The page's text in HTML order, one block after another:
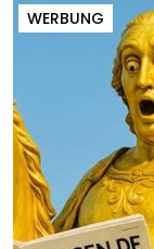
WERBUNG